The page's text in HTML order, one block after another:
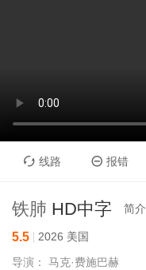
 线路  报错
铁肺 HD中字 简介
5.5 2026 美国
导演： 马克·费施巴赫